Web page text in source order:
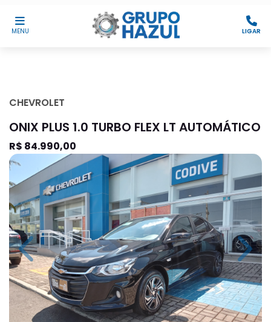
MENU LIGAR
CHEVROLET
ONIX PLUS 1.0 TURBO FLEX LT AUTOMÁTICO
R$ 84.990,00
Previous Next